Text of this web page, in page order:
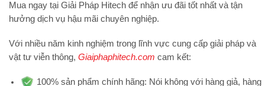
Mua ngay tại Giải Pháp Hitech để nhận ưu đãi tốt nhất và tận
hưởng dịch vụ hậu mãi chuyên nghiệp.
Với nhiều năm kinh nghiệm trong lĩnh vực cung cấp giải pháp và
vật tư viễn thông, Giaiphaphitech.com cam kết:
100% sản phẩm chính hãng: Nói không với hàng giả, hàng